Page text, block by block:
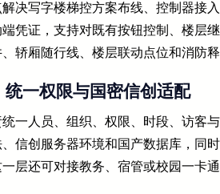
决写字楼梯控方案布线、控制器接
凭证，支持对既有按钮控制、楼层
轿厢随行线、楼层联动点位和消防释
统一权限与国密信创适配
一人员、组织、权限、时段、访客
信创服务器环境和国产数据库，同
层还可对接教务、宿管或校园一卡通